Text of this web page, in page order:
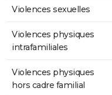
Violences sexuelles
Violences physiques
intrafamiliales
Violences physiques
hors cadre familial